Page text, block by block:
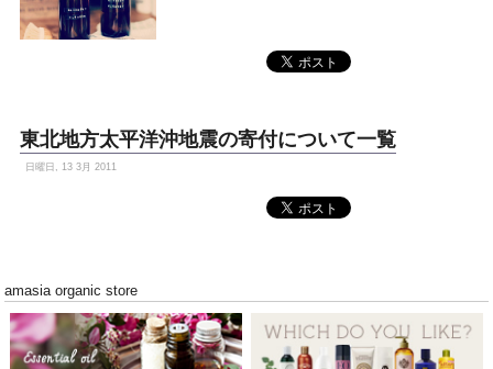
東北地方太平洋沖地震の寄付について一覧
日曜日, 13 3月 2011
amasia organic store